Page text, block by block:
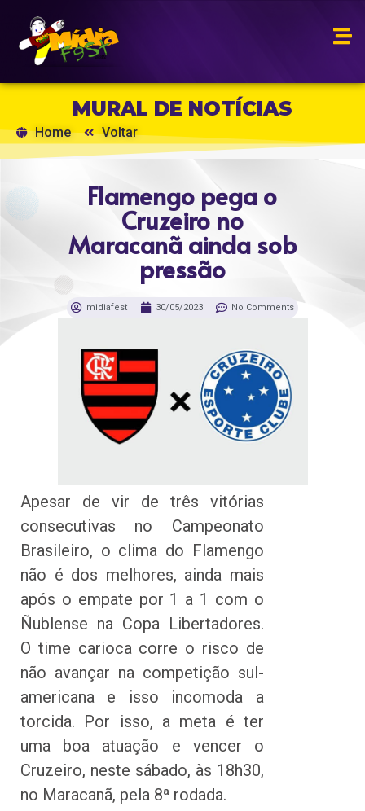
MURAL DE NOTÍCIAS
Home Voltar
Flamengo pega o
Cruzeiro no
Maracanã ainda sob
pressão
midiafest 30/05/2023 No Comments
Apesar de vir de três vitórias
consecutivas no Campeonato
Brasileiro, o clima do Flamengo
não é dos melhores, ainda mais
após o empate por 1 a 1 com o
Ñublense na Copa Libertadores.
O time carioca corre o risco de
não avançar na competição sul-
americana e isso incomoda a
torcida. Por isso, a meta é ter
uma boa atuação e vencer o
Cruzeiro, neste sábado, às 18h30,
no Maracanã, pela 8ª rodada.